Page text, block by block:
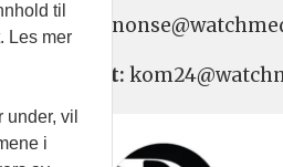
Abonnement:
til
Les mer
vil
i